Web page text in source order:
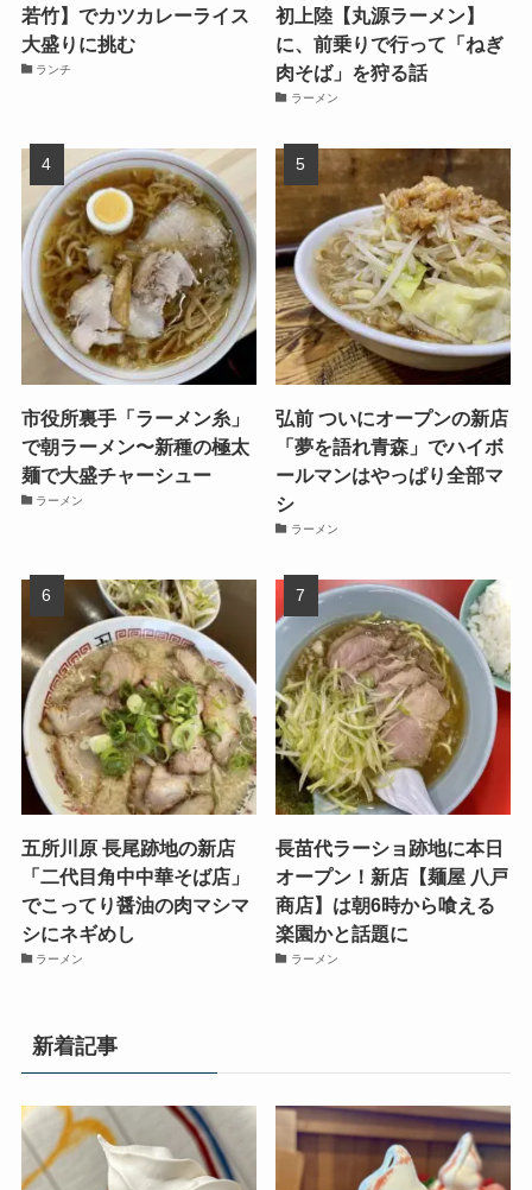
若竹】でカツカレーライス
大盛りに挑む
ランチ
初上陸【丸源ラーメン】
に、前乗りで行って「ねぎ
肉そば」を狩る話
ラーメン
市役所裏手「ラーメン糸」
で朝ラーメン〜新種の極太
麺で大盛チャーシュー
ラーメン
弘前 ついにオープンの新店
「夢を語れ青森」でハイボ
ールマンはやっぱり全部マ
シ
ラーメン
五所川原 長尾跡地の新店
「二代目角中中華そば店」
でこってり醤油の肉マシマ
シにネギめし
ラーメン
長苗代ラーショ跡地に本日
オープン！新店【麺屋 八戸
商店】は朝6時から喰える
楽園かと話題に
ラーメン
新着記事